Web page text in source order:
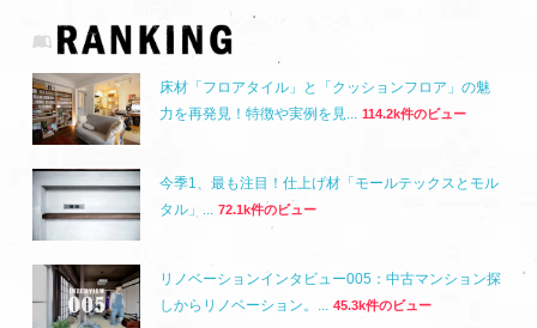
床材「フロアタイル」と「クッションフロア」の魅
力を再発見！特徴や実例を見... 114.2k件のビュー
今季1、最も注目！仕上げ材「モールテックスとモル
タル」... 72.1k件のビュー
リノベーションインタビュー005：中古マンション探
しからリノベーション。... 45.3k件のビュー